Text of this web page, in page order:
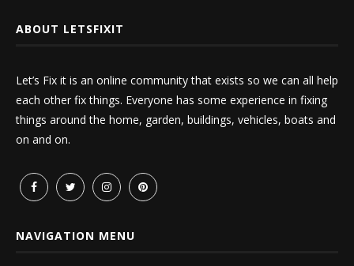
ABOUT LETSFIXIT
Let’s Fix it is an online community that exists so we can all help
each other fix things. Everyone has some experience in fixing
things around the home, garden, buildings, vehicles, boats and
on and on.
NAVIGATION MENU